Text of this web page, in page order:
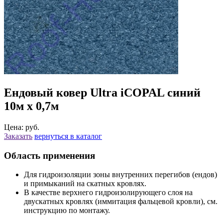
Ендовый ковер Ultra iCOPAL синий
10м х 0,7м
Цена: руб.
Заказать вернуться в каталог
Область применения
Для гидроизоляции зоны внутренних перегибов (ендов)
и примыканий на скатных кровлях.
В качестве верхнего гидроизолирующего слоя на
двускатных кровлях (иммитация фальцевой кровли), см.
инструкцию по монтажу.